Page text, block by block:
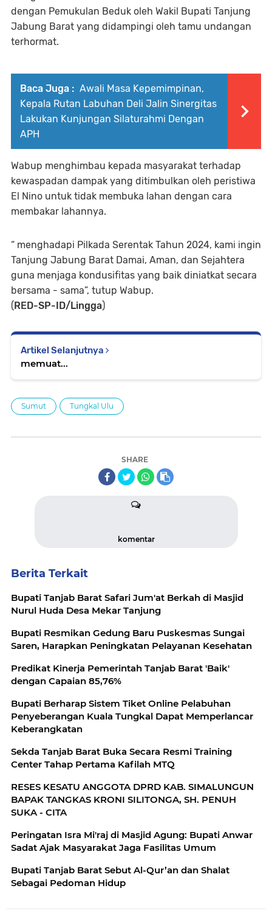
dengan Pemukulan Beduk oleh Wakil Bupati Tanjung
Jabung Barat yang didampingi oleh tamu undangan
terhormat.
Baca Juga : Awali Masa Kepemimpinan,
Kepala Rutan Labuhan Deli Jalin Sinergitas
Lakukan Kunjungan Silaturahmi Dengan
APH
Wabup menghimbau kepada masyarakat terhadap
kewaspadan dampak yang ditimbulkan oleh peristiwa
El Nino untuk tidak membuka lahan dengan cara
membakar lahannya.
“ menghadapi Pilkada Serentak Tahun 2024, kami ingin
Tanjung Jabung Barat Damai, Aman, dan Sejahtera
guna menjaga kondusifitas yang baik diniatkat secara
bersama - sama”, tutup Wabup.
(RED-SP-ID/Lingga)
Artikel Selanjutnya
memuat...
Sumut Tungkal Ulu
SHARE
komentar
Berita Terkait
Bupati Tanjab Barat Safari Jum'at Berkah di Masjid
Nurul Huda Desa Mekar Tanjung
Bupati Resmikan Gedung Baru Puskesmas Sungai
Saren, Harapkan Peningkatan Pelayanan Kesehatan
Predikat Kinerja Pemerintah Tanjab Barat 'Baik'
dengan Capaian 85,76%
Bupati Berharap Sistem Tiket Online Pelabuhan
Penyeberangan Kuala Tungkal Dapat Memperlancar
Keberangkatan
Sekda Tanjab Barat Buka Secara Resmi Training
Center Tahap Pertama Kafilah MTQ
RESES KESATU ANGGOTA DPRD KAB. SIMALUNGUN
BAPAK TANGKAS KRONI SILITONGA, SH. PENUH
SUKA - CITA
Peringatan Isra Mi'raj di Masjid Agung: Bupati Anwar
Sadat Ajak Masyarakat Jaga Fasilitas Umum
Bupati Tanjab Barat Sebut Al-Qur’an dan Shalat
Sebagai Pedoman Hidup